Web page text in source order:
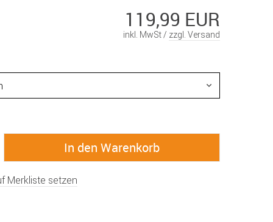
119,99 EUR
inkl. MwSt / zzgl. Versand
Merkliste setzen